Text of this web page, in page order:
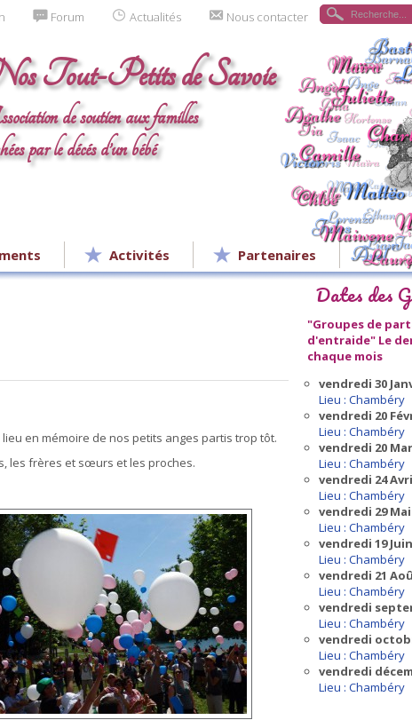
Forum Actualités Nous contacter
Tout-Petits de Savoie
de soutien aux familles
par le décés d’un bébé
Activités Partenaires
en mémoire de nos petits anges partis trop tôt.
les frères et sœurs et les proches.
Dates des
"Groupes de
d'entraide" Le
chaque mois
vendredi 30
Lieu : Chambéry
vendredi 20
Lieu : Chambéry
vendredi 20
Lieu : Chambéry
vendredi 24
Lieu : Chambéry
vendredi 29 Mai
Lieu : Chambéry
vendredi 19
Lieu : Chambéry
vendredi 21
Lieu : Chambéry
vendredi
Lieu : Chambéry
vendredi
Lieu : Chambéry
vendredi
Lieu : Chambéry